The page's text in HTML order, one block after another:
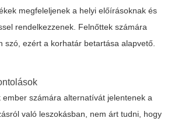
megfeleljenek a helyi előírásoknak és
rendelkezzenek. Felnőttek számára
szó, ezért a korhatár betartása alapvető.
ember számára alternatívát jelentenek a
való leszokásban, nem árt tudni, hogy